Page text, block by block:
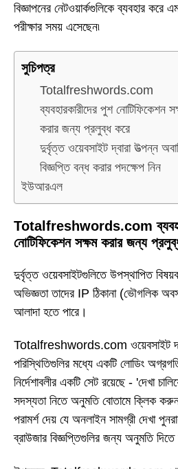
বিজ্ঞাপনের নেটওয়ার্কগুলিকে ব্যবহার করে
পরীক্ষার সময় এসেছেন৷
সুচিপত্র
Totalfreshwords.com
ব্যবহারকারীদের পুশ নোটিফিকেশন
করার জন্য প্রলুব্ধ করে
দুর্বৃত্ত ওয়েবসাইট দ্বারা উত্পন্ন
বিজ্ঞপ্তি বন্ধ করার পদক্ষেপ নিন
ইউআরএল
Totalfreshwords.com
নোটিফিকেশন সক্ষম করার জন্য
দুর্বৃত্ত ওয়েবসাইটগুলিতে উপস্থাপিত
অভিজ্ঞতা তাদের IP ঠিকানা (ভৌগলিক
আলাদা হতে পারে।
Totalfreshwords.com ওয়েবসাইট
পরিস্থিতিগুলির মধ্যে একটি লোডিং
নির্দেশাবলীর একটি সেট রয়েছে - 'দেখা
সদস্যতা নিতে অনুমতি বোতামে ক্লিক
পরামর্শ দেয় যে অনলাইন সামগ্রী দেখা
ব্রাউজার বিজ্ঞপ্তিগুলির জন্য অনুমতি